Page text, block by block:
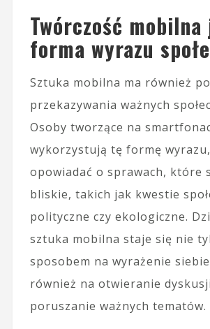
Twórczość mobilna
forma wyrazu
Sztuka mobilna ma również
przekazywania ważnych
Osoby tworzące na
wykorzystują tę formę
opowiadać o sprawach, które
bliskie, takich jak kwestie
polityczne czy ekologiczne.
sztuka mobilna staje się nie
sposobem na wyrażenie
również na otwieranie
poruszanie ważnych tematów.